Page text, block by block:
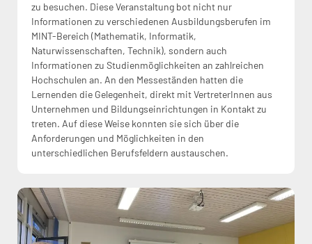
zu besuchen. Diese Veranstaltung bot nicht nur
Informationen zu verschiedenen Ausbildungsberufen im
MINT-Bereich (Mathematik, Informatik,
Naturwissenschaften, Technik), sondern auch
Informationen zu Studienmöglichkeiten an zahlreichen
Hochschulen an. An den Messeständen hatten die
Lernenden die Gelegenheit, direkt mit VertreterInnen aus
Unternehmen und Bildungseinrichtungen in Kontakt zu
treten. Auf diese Weise konnten sie sich über die
Anforderungen und Möglichkeiten in den
unterschiedlichen Berufsfeldern austauschen.